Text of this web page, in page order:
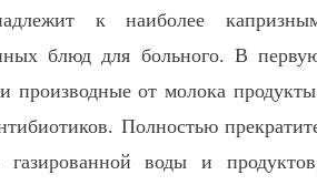
к наиболее
блюд для больного. В
производные от молока
Полностью
газированной воды и